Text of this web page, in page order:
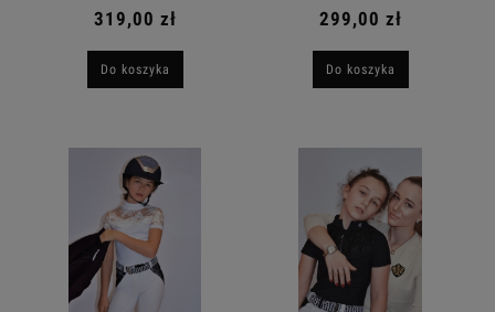
319,00 zł
Do koszyka
299,00 zł
Do koszyka